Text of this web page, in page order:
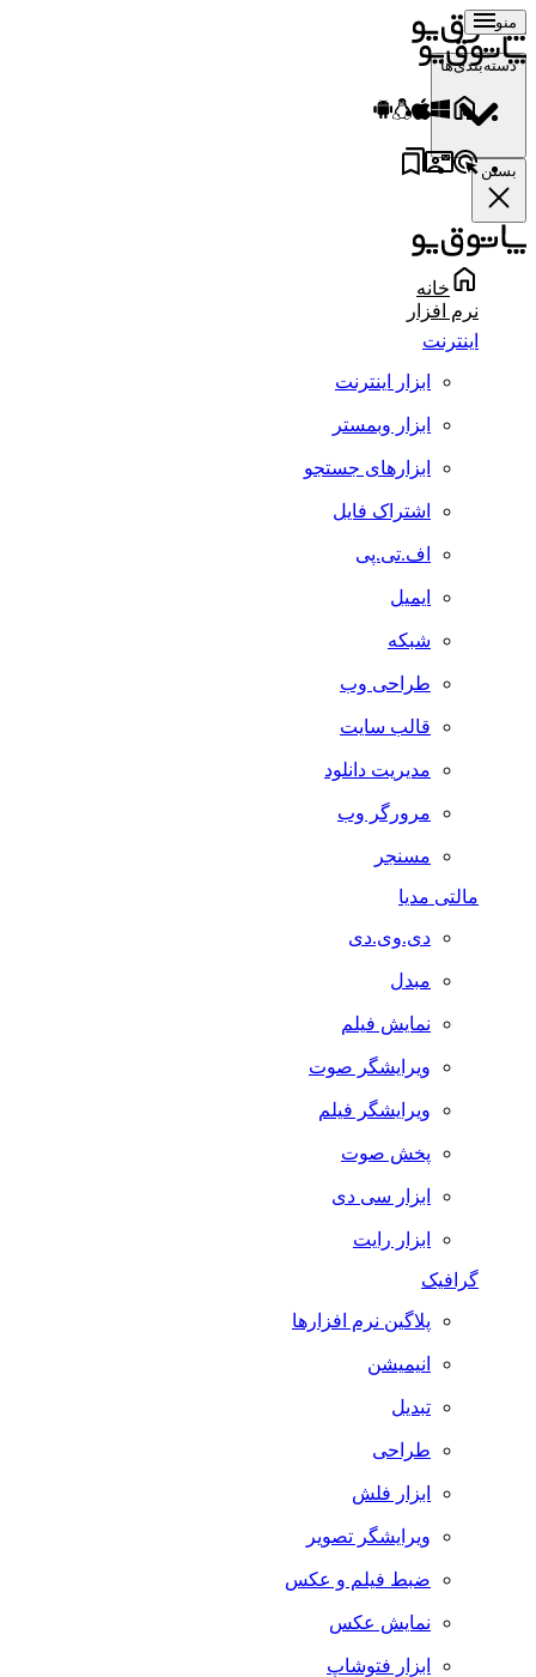
منو
دسته‌بندی‌ها
بستن
خانه
نرم افزار
اینترنت
ابزار اینترنت
ابزار وبمستر
ابزارهای جستجو
اشتراک فایل
اف.تی.پی
ایمیل
شبکه
طراحی وب
قالب سایت
مدیریت دانلود
مرورگر وب
مسنجر
مالتی مدیا
دی.وی.دی
مبدل
نمایش فیلم
ویرایشگر صوت
ویرایشگر فیلم
پخش صوت
ابزار سی دی
ابزار رایت
گرافیک
پلاگین نرم افزارها
انیمیشن
تبدیل
طراحی
ابزار فلش
ویرایشگر تصویر
ضبط فيلم و عكس
نمایش عکس
ابزار فتوشاپ